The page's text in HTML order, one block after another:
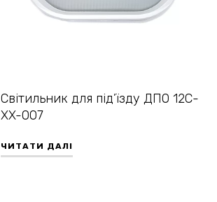
Світильник для під’їзду ДПО 12С-
XX-007
ЧИТАТИ ДАЛІ